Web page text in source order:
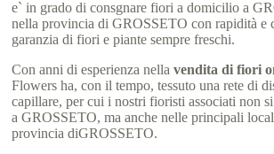
e` in grado di consgnare fiori a domicilio a
nella provincia di GROSSETO con rapidità e
garanzia di fiori e piante sempre freschi.
Con anni di esperienza nellavendita di fiori
Flowers ha, con il tempo, tessuto una rete di
capillare, per cui i nostri fioristi associati non
a GROSSETO, ma anche nelle principali
provincia diGROSSETO.